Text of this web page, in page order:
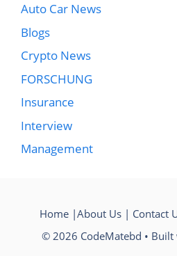
Auto Car News
Blogs
Crypto News
FORSCHUNG
Insurance
Interview
Management
Home|About Us| Contact
© 2026 CodeMatebd •